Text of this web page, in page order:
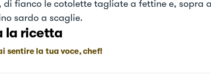
di fianco le cotolette tagliate a fettine e, sopra
sardo a scaglie.
la ricetta
sentire la tua voce, chef!